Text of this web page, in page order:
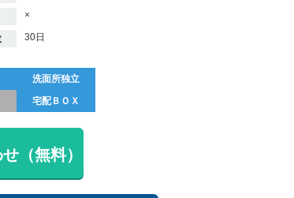
×
30日
洗面所独立
宅配ＢＯＸ
（無料）